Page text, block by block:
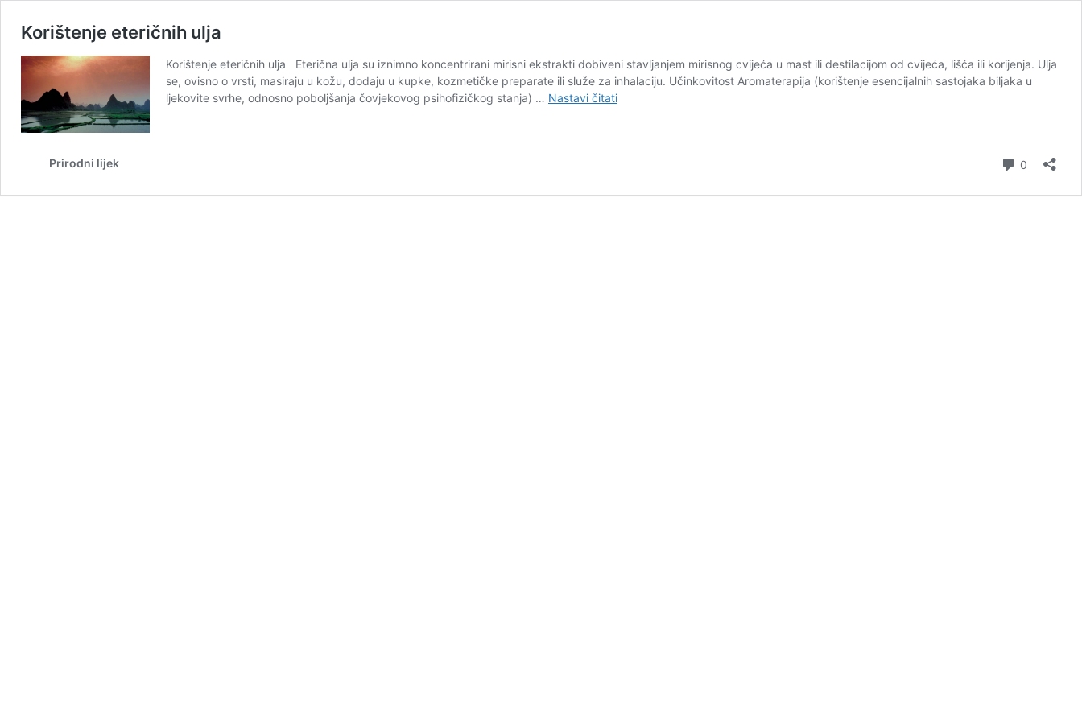
Korištenje eteričnih ulja
Korištenje eteričnih ulja Eterična ulja su iznimno koncentrirani mirisni ekstrakti dobiveni stavljanjem mirisnog cvijeća u mast ili destilacijom od cvijeća, lišća ili korijenja. Ulja
se, ovisno o vrsti, masiraju u kožu, dodaju u kupke, kozmetičke preparate ili služe za inhalaciju. Učinkovitost Aromaterapija (korištenje esencijalnih sastojaka biljaka u
ljekovite svrhe, odnosno poboljšanja čovjekovog psihofizičkog stanja) … Nastavi čitatiKorištenje
Prirodni lijek 0 komentara